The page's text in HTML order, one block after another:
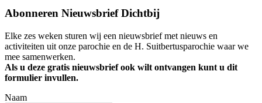
Abonneren Nieuwsbrief Dichtbij
Elke zes weken sturen wij een nieuwsbrief met nieuws en
activiteiten uit onze parochie en de H. Suitbertusparochie waar we
mee samenwerken.
Als u deze gratis nieuwsbrief ook wilt ontvangen kunt u dit
formulier invullen.
Naam